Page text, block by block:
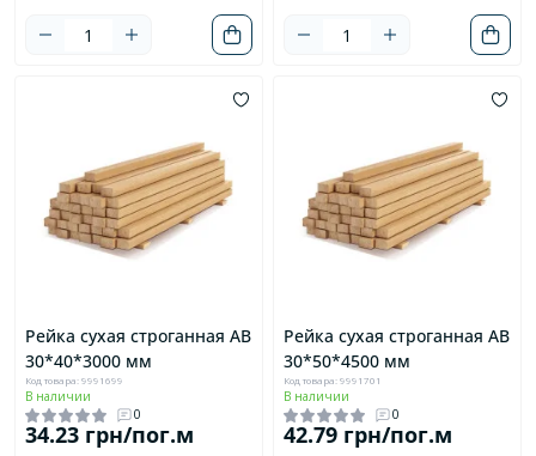
Рейка сухая строганная AB
30*40*3000 мм
Код товара: 9991699
В наличии
0
34.23 грн/пог.м
Рейка сухая строганная AB
30*50*4500 мм
Код товара: 9991701
В наличии
0
42.79 грн/пог.м